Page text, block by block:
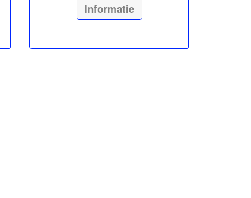
Informatie